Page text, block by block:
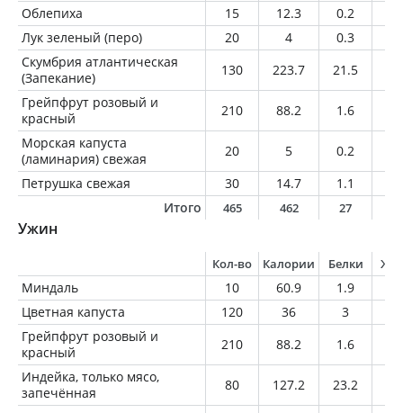
Облепиха
15 12.3 0.2
Лук зеленый (перо)
20 4 0.3
Скумбрия атлантическая
(Запекание)
130 223.7 21.5
Грейпфрут розовый и
красный
210 88.2 1.6
Морская капуста
(ламинария) свежая
20 5 0.2
Петрушка свежая
30 14.7 1.1
Итого
465 462 27
Ужин
Кол-во Калории Белки
Миндаль 10 60.9 1.9
Цветная капуста
120 36 3
Грейпфрут розовый и
красный
210 88.2 1.6
Индейка, только мясо,
запечённая
80 127.2 23.2